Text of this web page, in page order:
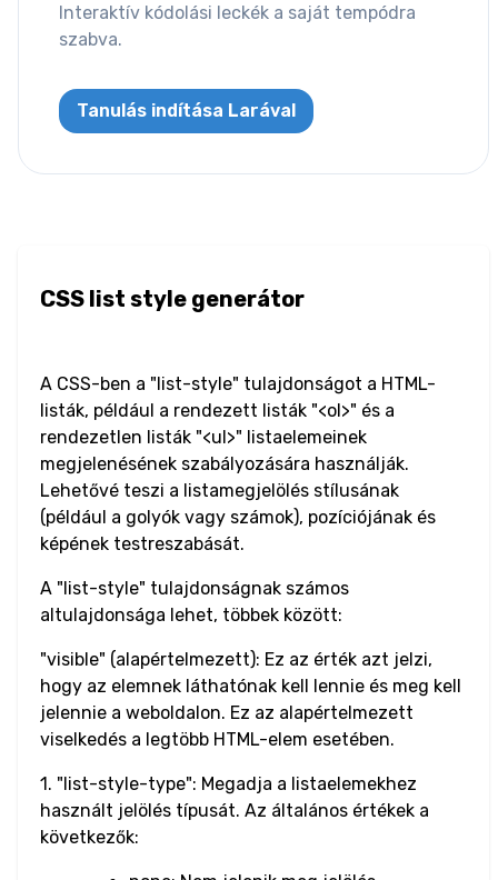
Tab Size
Text Align
Text Transform
Word Break
Word Spacing
Transform
Perspective
Rotate
Skew
Translate
HTML
Input
Interaktív kódolási leckék a saját tempódra
szabva.
Tanulás indítása Larával
CSS list style generátor
A CSS-ben a "list-style" tulajdonságot a HTML-
listák, például a rendezett listák "<‌ol‌>" és a
rendezetlen listák "<‌ul‌>" listaelemeinek
megjelenésének szabályozására használják.
Lehetővé teszi a listamegjelölés stílusának
(például a golyók vagy számok), pozíciójának és
képének testreszabását.
A "list-style" tulajdonságnak számos
altulajdonsága lehet, többek között:
"visible" (alapértelmezett): Ez az érték azt jelzi,
hogy az elemnek láthatónak kell lennie és meg kell
jelennie a weboldalon. Ez az alapértelmezett
viselkedés a legtöbb HTML-elem esetében.
1. "list-style-type": Megadja a listaelemekhez
használt jelölés típusát. Az általános értékek a
következők: